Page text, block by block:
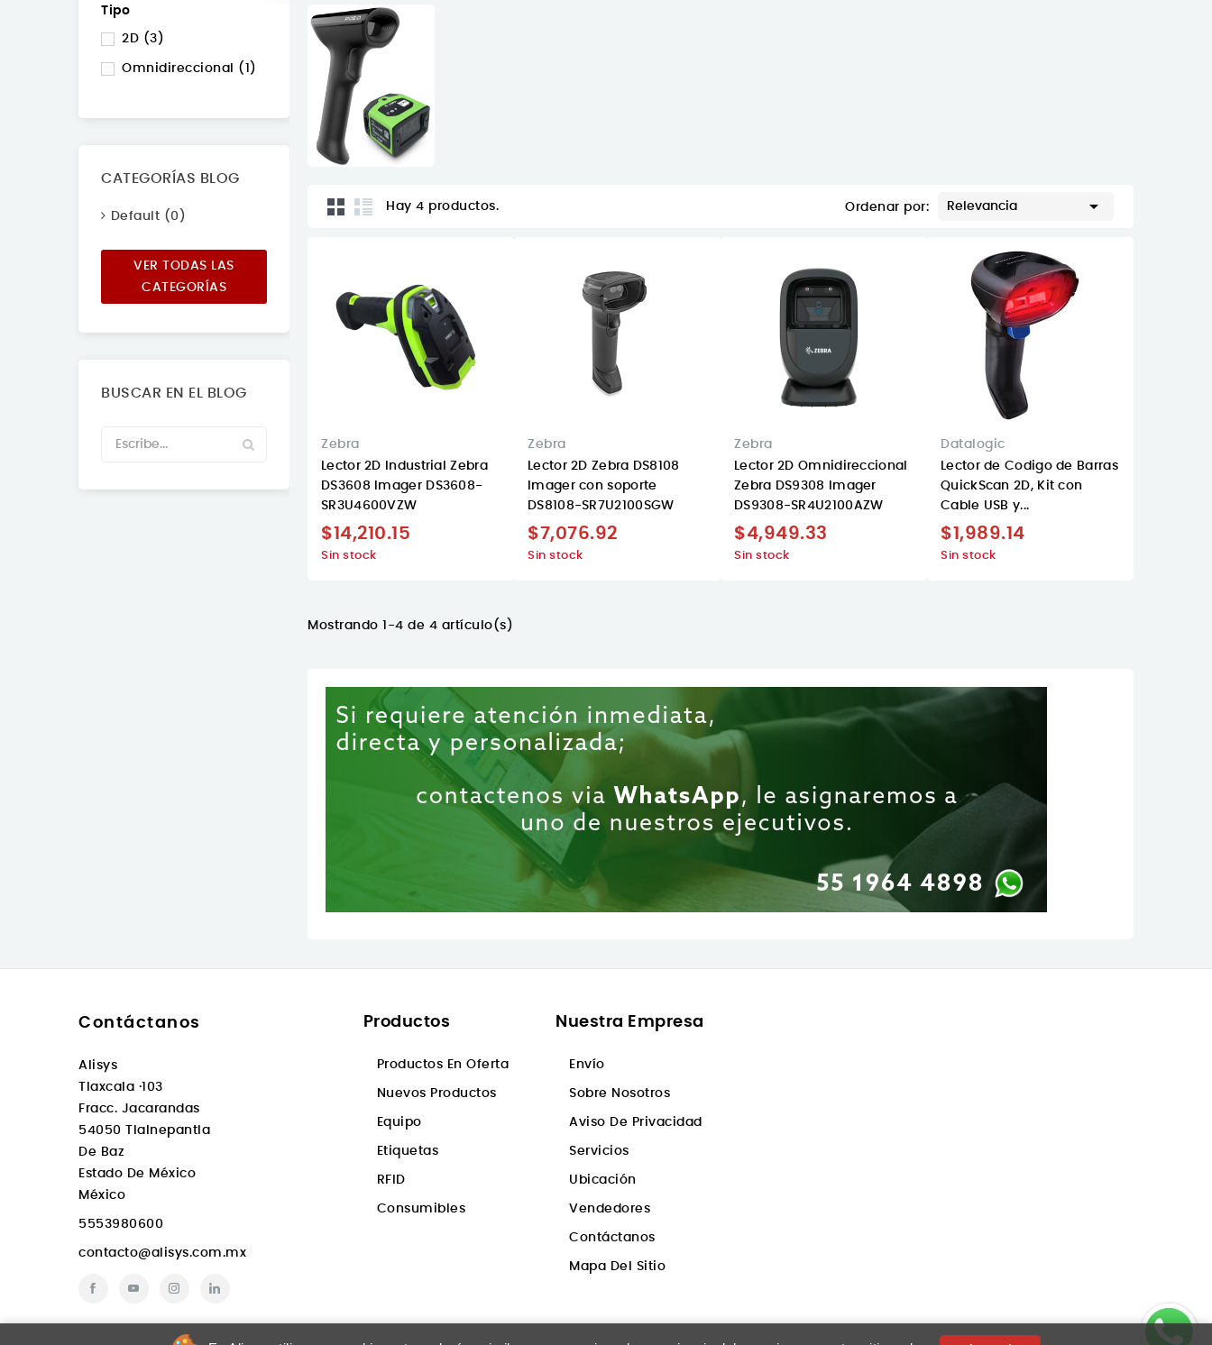
Tipo
2D (3)
Omnidireccional (1)
CATEGORÍAS BLOG
Default (0)
VER TODAS LAS
CATEGORÍAS
BUSCAR EN EL BLOG
Hay 4 productos. Ordenar por: Relevancia 
Zebra
Lector 2D Industrial Zebra
DS3608 Imager DS3608-
SR3U4600VZW
$14,210.15
Sin stock
Zebra
Lector 2D Zebra DS8108
Imager con soporte
DS8108-SR7U2100SGW
$7,076.92
Sin stock
Zebra
Lector 2D Omnidireccional
Zebra DS9308 Imager
DS9308-SR4U2100AZW
$4,949.33
Sin stock
Datalogic
Lector de Codigo de Barras
QuickScan 2D, Kit con
Cable USB y...
$1,989.14
Sin stock
Mostrando 1-4 de 4 artículo(s)
Contáctanos
Alisys
Tlaxcala ·103
Fracc. Jacarandas
54050 Tlalnepantla
De Baz
Estado De México
México
5553980600
contacto@alisys.com.mx
Productos
Productos En Oferta
Nuevos Productos
Equipo
Etiquetas
RFID
Consumibles
Nuestra Empresa
Envío
Sobre Nosotros
Aviso De Privacidad
Servicios
Ubicación
Vendedores
Contáctanos
Mapa Del Sitio